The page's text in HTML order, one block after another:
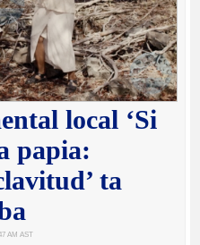
local ‘Si
papia:
ta
AM AST